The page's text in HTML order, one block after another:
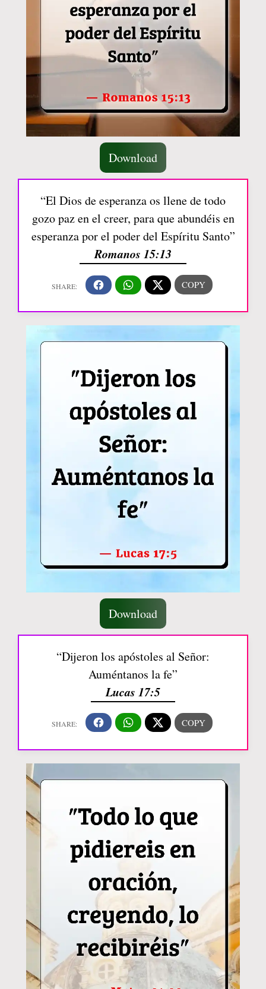
Download
“El Dios de esperanza os llene de todo
gozo paz en el creer, para que abundéis en
esperanza por el poder del Espíritu Santo”
Romanos 15:13
Download
“Dijeron los apóstoles al Señor:
Auméntanos la fe”
Lucas 17:5